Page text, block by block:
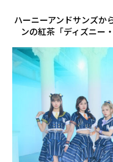
ハーニーアンドサンズか
ンの紅茶「ディズニー